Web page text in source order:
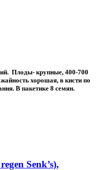
Плоды- крупные, 400-700
хорошая, в кисти по
В пакетике 8 семян.
Senk’s),